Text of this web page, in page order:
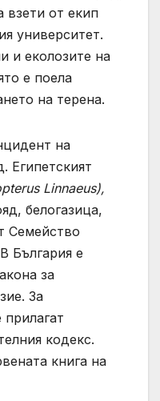
взети от екип
университет.
и еколозите на
е поела
на терена.
на
Египетският
Linnaeus),
белогазица,
Семейство
България е
за
За
кодекс.
книга на